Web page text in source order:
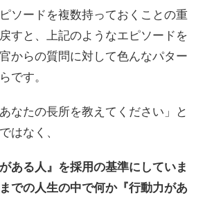
ソードを複数持っておくことの重
すと、上記のようなエピソードを
からの質問に対して色んなパター
です。
なたの長所を教えてください」と
はなく、
ある人』を採用の基準にしていま
での人生の中で何か『行動力があ